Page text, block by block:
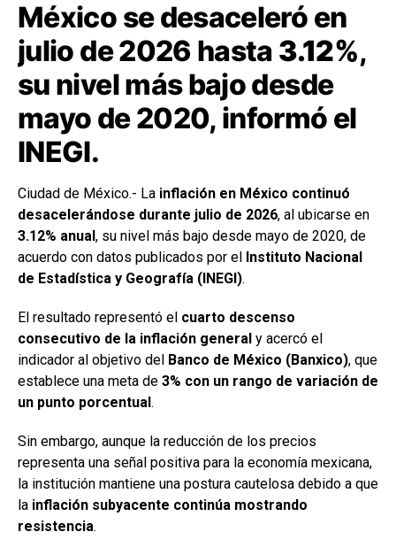
México se desaceleró en
julio de 2026 hasta 3.12%,
su nivel más bajo desde
mayo de 2020, informó el
INEGI.
Ciudad de México.- La inflación en México continuó
desacelerándose durante julio de 2026, al ubicarse en
3.12% anual, su nivel más bajo desde mayo de 2020, de
acuerdo con datos publicados por el Instituto Nacional
de Estadística y Geografía (INEGI).
El resultado representó el cuarto descenso
consecutivo de la inflación general y acercó el
indicador al objetivo del Banco de México (Banxico), que
establece una meta de 3% con un rango de variación de
un punto porcentual.
Sin embargo, aunque la reducción de los precios
representa una señal positiva para la economía mexicana,
la institución mantiene una postura cautelosa debido a que
la inflación subyacente continúa mostrando
resistencia.